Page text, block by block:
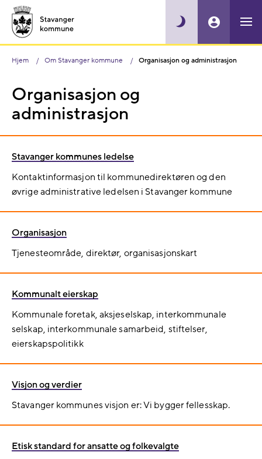
Hjem Om Stavanger kommune Organisasjon og administrasjon
Organisasjon og
administrasjon
Stavanger kommunes ledelse
Kontaktinformasjon til kommunedirektøren og den
øvrige administrative ledelsen i Stavanger kommune
Organisasjon
Tjenesteområde, direktør, organisasjonskart
Kommunalt eierskap
Kommunale foretak, aksjeselskap, interkommunale
selskap, interkommunale samarbeid, stiftelser,
eierskapspolitikk
Visjon og verdier
Stavanger kommunes visjon er: Vi bygger fellesskap.
Etisk standard for ansatte og folkevalgte